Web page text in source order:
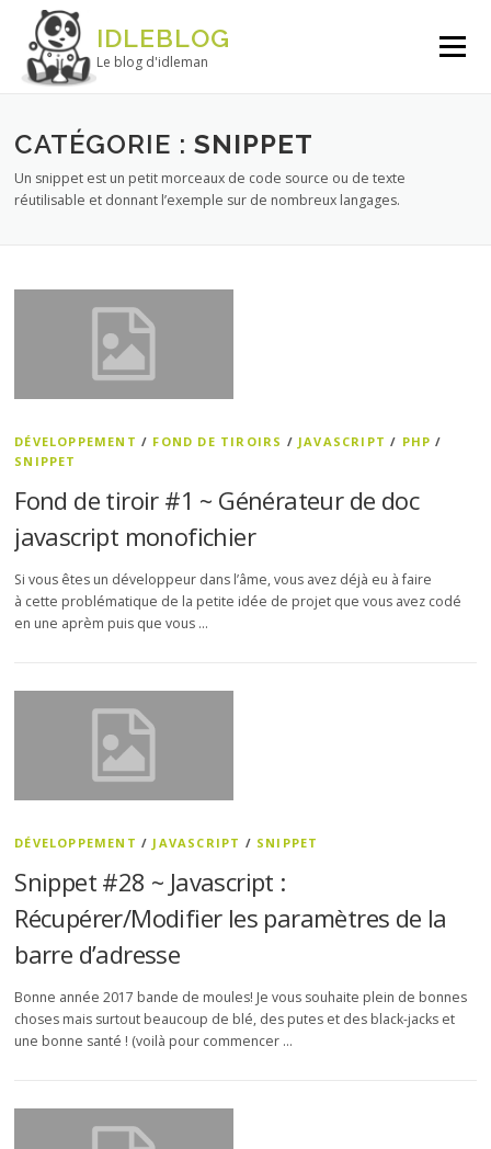
Aller au contenu
IDLEBLOG
Le blog d'idleman
Menu
CATÉGORIE :SNIPPET
Un snippet est un petit morceaux de code source ou de texte
réutilisable et donnant l’exemple sur de nombreux langages.
DÉVELOPPEMENT / FOND DE TIROIRS / JAVASCRIPT / PHP /
SNIPPET
Fond de tiroir #1 ~ Générateur de doc
javascript monofichier
Si vous êtes un développeur dans l’âme, vous avez déjà eu à faire
à cette problématique de la petite idée de projet que vous avez codé
en une aprèm puis que vous …
DÉVELOPPEMENT / JAVASCRIPT / SNIPPET
Snippet #28 ~ Javascript :
Récupérer/Modifier les paramètres de la
barre d’adresse
Bonne année 2017 bande de moules! Je vous souhaite plein de bonnes
choses mais surtout beaucoup de blé, des putes et des black-jacks et
une bonne santé ! (voilà pour commencer …